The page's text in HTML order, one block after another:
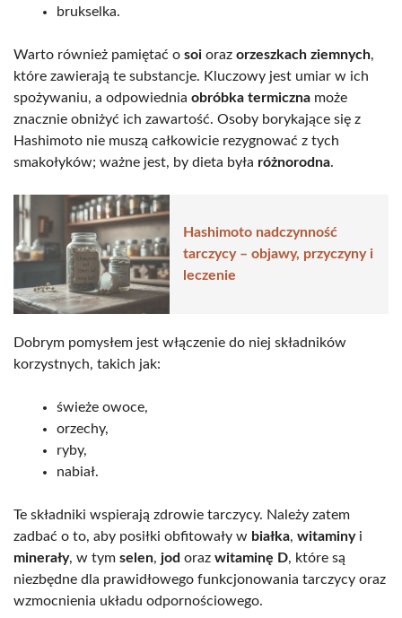
brukselka.
Warto również pamiętać o soi oraz orzeszkach ziemnych,
które zawierają te substancje. Kluczowy jest umiar w ich
spożywaniu, a odpowiednia obróbka termiczna może
znacznie obniżyć ich zawartość. Osoby borykające się z
Hashimoto nie muszą całkowicie rezygnować z tych
smakołyków; ważne jest, by dieta była różnorodna.
Hashimoto nadczynność
tarczycy – objawy, przyczyny i
leczenie
Dobrym pomysłem jest włączenie do niej składników
korzystnych, takich jak:
świeże owoce,
orzechy,
ryby,
nabiał.
Te składniki wspierają zdrowie tarczycy. Należy zatem
zadbać o to, aby posiłki obfitowały w białka, witaminyi
minerały, w tym selen, jod oraz witaminę D, które są
niezbędne dla prawidłowego funkcjonowania tarczycy oraz
wzmocnienia układu odpornościowego.